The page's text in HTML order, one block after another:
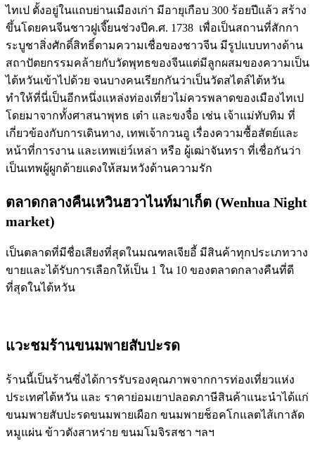
ไทเป ตั้งอยู่ในแถบย่านเมืองเก่า มีอายุเกือบ 300 ร้อยปีแล้ว สร้าง
ขึ้นโดยคนจีนชาวฝูเจี๊ยนช่วงปีค.ศ. 1738 เพื่อเป็นสถานที่สักกา
ระบูชาสิ่งศักดิ์สิทธิ์ตามความเชื่อของชาวจีน มีรูปแบบทางด้าน
สถาปัตยกรรมคล้ายกับวัดพุทธของจีนแต่มีลูกผสมของความเป็น
ไต้หวันเข้าไปด้วย จนบางคนเรียกกันว่าเป็นวัดสไตล์ไต้หวัน
ทำให้ที่นี่เป็นอีกหนึ่งแหล่งท่องเที่ยวไม่ควรพลาดของเมืองไทเป
โดยมาจากทั้งศาสนาพุทธ เต๋า และขงจื๋อ เช่น เจ้าแม่ทับทิม ที่
เกี่ยวข้องกับการเดินทาง, เทพเจ้ากวนอู เรื่องความซื้อสัตย์และ
หน้าที่การงาน และเทพเย่ว์เหล่า หรือ ผู้เฒ่าจันทรา ที่เชื่อกันว่า
เป็นเทพผู้ผูกด้ายแดงให้สมหวังด้านความรัก
ตลาดกลางคืนเหวินฮวาไนท์มาเก็ต (Wenhua Night
market)
เป็นตลาดที่มีชื่อเสียงที่สุดในมณฑลเจียอี้ มีสินค้าทุกประเภทวาง
ขายและได้รับการเลือกให้เป็น 1 ใน 10 ของตลาดกลางคืนที่ดี
ที่สุดในไต้หวัน
แวะชมร้านขนมพายสับปะรด
ร้านนี้เป็นร้านซึ่งได้การรับรองคุณภาพจากการท่องเที่ยวแห่ง
ประเทศไต้หวัน และ ราคาย่อมเยาปลอดภาษีสินค้าแนะนำได้แก่
ขนมพายสับปะรดขนมพายเผือก ขนมพายช็อคโกแลตไส้เกาลัด
หมูแผ่น ข้าวตังสาหร่าย ขนมโมจิรสชา ฯลฯ